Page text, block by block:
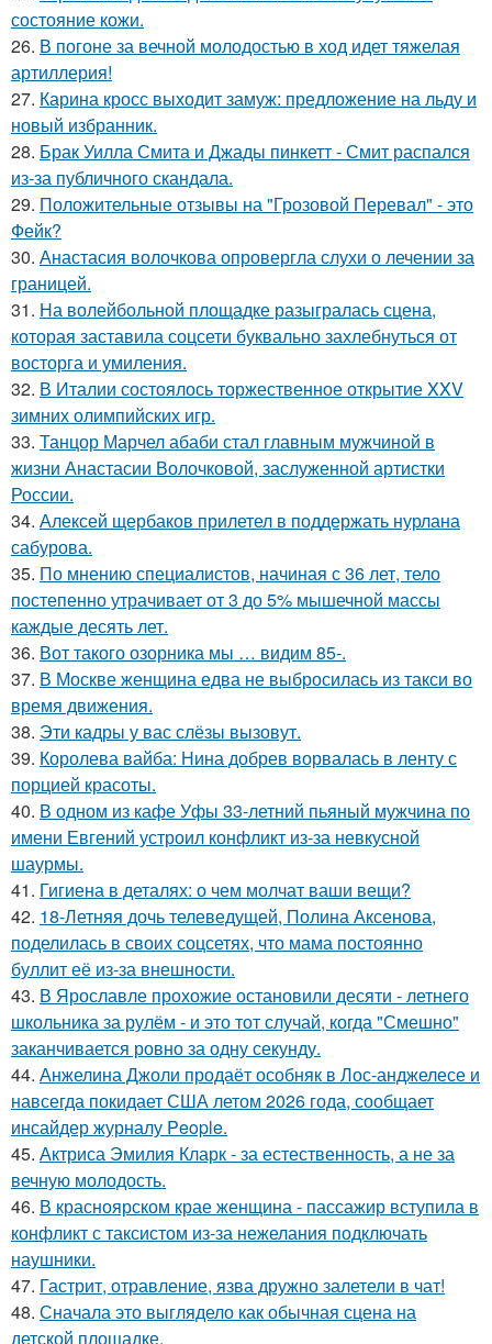
состояние кожи.
26. В погоне за вечной молодостью в ход идет тяжелая
артиллерия!
27. Карина кросс выходит замуж: предложение на льду и
новый избранник.
28. Брак Уилла Смита и Джады пинкетт - Смит распался
из-за публичного скандала.
29. Положительные отзывы на "Грозовой Перевал" - это
Фейк?
30. Анастасия волочкова опровергла слухи о лечении за
границей.
31. На волейбольной площадке разыгралась сцена,
которая заставила соцсети буквально захлебнуться от
восторга и умиления.
32. В Италии состоялось торжественное открытие XXV
зимних олимпийских игр.
33. Танцор Марчел абаби стал главным мужчиной в
жизни Анастасии Волочковой, заслуженной артистки
России.
34. Алексей щербаков прилетел в поддержать нурлана
сабурова.
35. По мнению специалистов, начиная с 36 лет, тело
постепенно утрачивает от 3 до 5% мышечной массы
каждые десять лет.
36. Вот такого озорника мы … видим 85-.
37. В Москве женщина едва не выбросилась из такси во
время движения.
38. Эти кадры у вас слёзы вызовут.
39. Королева вайба: Нина добрев ворвалась в ленту с
порцией красоты.
40. В одном из кафе Уфы 33-летний пьяный мужчина по
имени Евгений устроил конфликт из-за невкусной
шаурмы.
41. Гигиена в деталях: о чем молчат ваши вещи?
42. 18-Летняя дочь телеведущей, Полина Аксенова,
поделилась в своих соцсетях, что мама постоянно
буллит её из-за внешности.
43. В Ярославле прохожие остановили десяти - летнего
школьника за рулём - и это тот случай, когда "Смешно"
заканчивается ровно за одну секунду.
44. Анжелина Джоли продаёт особняк в Лос-анджелесе и
навсегда покидает США летом 2026 года, сообщает
инсайдер журналу People.
45. Актриса Эмилия Кларк - за естественность, а не за
вечную молодость.
46. В красноярском крае женщина - пассажир вступила в
конфликт с таксистом из-за нежелания подключать
наушники.
47. Гастрит, отравление, язва дружно залетели в чат!
48. Сначала это выглядело как обычная сцена на
детской площадке.